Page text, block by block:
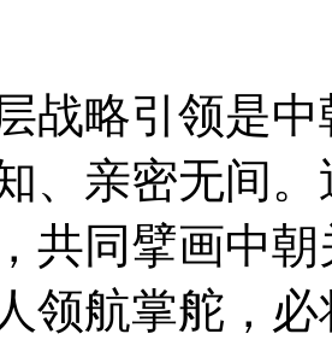
略引领是中
、亲密无间
共同擘画中
领航掌舵，